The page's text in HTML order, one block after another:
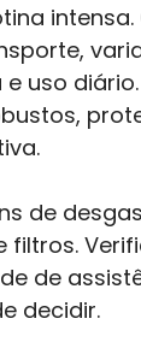
uso
de
filtros.
de
decidir.